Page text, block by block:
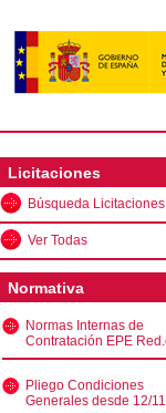
Licitaciones
Búsqueda Licitaciones
Ver Todas
Normativa
Normas Internas de
Contratación EPE
Pliego Condiciones
Generales desde 12/